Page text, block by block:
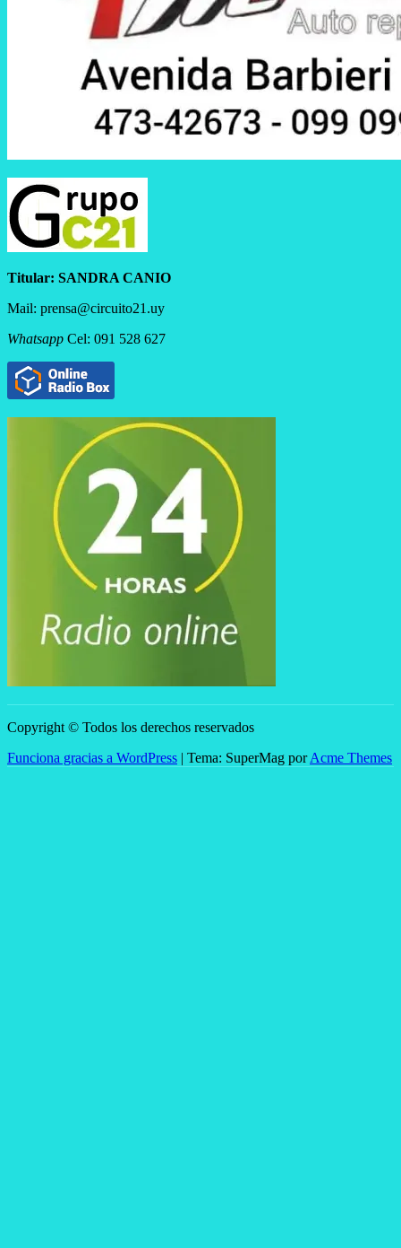
Titular: SANDRA CANIO
Mail: prensa@circuito21.uy
Whatsapp Cel: 091 528 627
Copyright © Todos los derechos reservados
Funciona gracias a WordPress | Tema: SuperMag porAcme Themes